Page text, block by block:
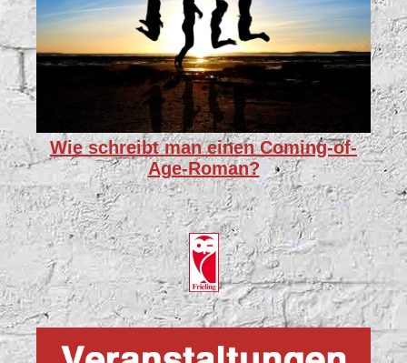
Wie schreibt man einen Coming-of-
Age-Roman?